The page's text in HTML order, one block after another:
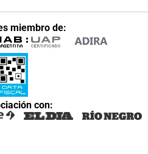
miembro de:
con: